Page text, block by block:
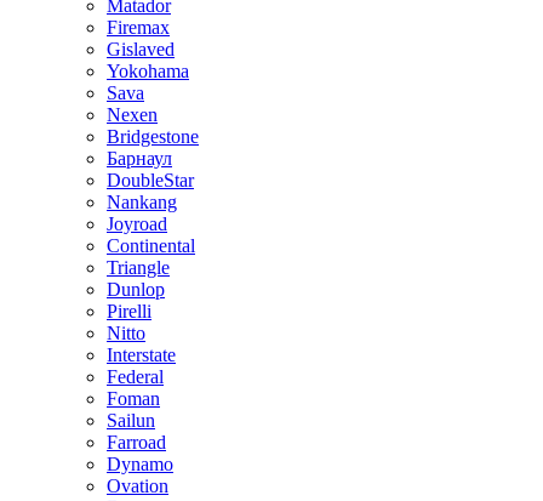
Matador
Firemax
Gislaved
Yokohama
Sava
Nexen
Bridgestone
Барнаул
DoubleStar
Nankang
Joyroad
Continental
Triangle
Dunlop
Pirelli
Nitto
Interstate
Federal
Foman
Sailun
Farroad
Dynamo
Ovation